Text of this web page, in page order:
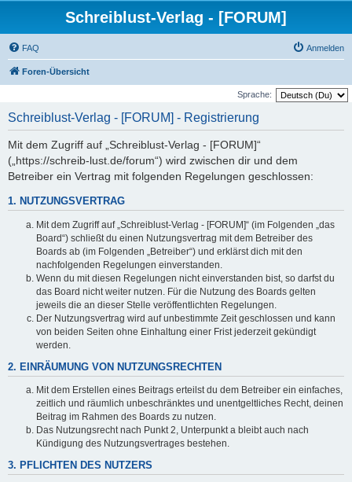
Schreiblust-Verlag - [FORUM]
FAQ Anmelden
Foren-Übersicht
Sprache:
Schreiblust-Verlag - [FORUM] - Registrierung
Mit dem Zugriff auf „Schreiblust-Verlag - [FORUM]“
(„https://schreib-lust.de/forum“) wird zwischen dir und dem
Betreiber ein Vertrag mit folgenden Regelungen geschlossen:
1. NUTZUNGSVERTRAG
Mit dem Zugriff auf „Schreiblust-Verlag - [FORUM]“ (im Folgenden „das
Board“) schließt du einen Nutzungsvertrag mit dem Betreiber des
Boards ab (im Folgenden „Betreiber“) und erklärst dich mit den
nachfolgenden Regelungen einverstanden.
Wenn du mit diesen Regelungen nicht einverstanden bist, so darfst du
das Board nicht weiter nutzen. Für die Nutzung des Boards gelten
jeweils die an dieser Stelle veröffentlichten Regelungen.
Der Nutzungsvertrag wird auf unbestimmte Zeit geschlossen und kann
von beiden Seiten ohne Einhaltung einer Frist jederzeit gekündigt
werden.
2. EINRÄUMUNG VON NUTZUNGSRECHTEN
Mit dem Erstellen eines Beitrags erteilst du dem Betreiber ein einfaches,
zeitlich und räumlich unbeschränktes und unentgeltliches Recht, deinen
Beitrag im Rahmen des Boards zu nutzen.
Das Nutzungsrecht nach Punkt 2, Unterpunkt a bleibt auch nach
Kündigung des Nutzungsvertrages bestehen.
3. PFLICHTEN DES NUTZERS